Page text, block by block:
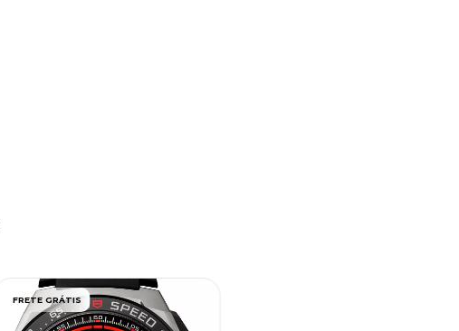
FRETE GRÁTIS